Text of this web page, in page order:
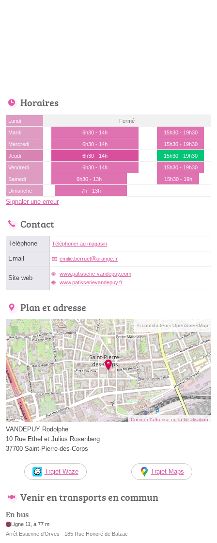
Horaires
Lundi
Fermé
Mardi
6h30 - 14h
15h30 - 19h30
Mercredi
6h30 - 14h
15h30 - 19h30
Jeudi
6h30 - 14h
15h30 - 19h30
Vendredi
6h30 - 14h
15h30 - 19h30
Samedi
6h30 - 13h
15h30 - 19h
Dimanche
7h - 13h
Signaler une erreur
Contact
Téléphone Téléphoner au magasin
Email emilie.berruetⓐorange.fr
Site web
www.patisserie-vandepuy.com
www.patisserievandepuy.fr
Plan et adresse
© contributeurs OpenStreetMap
Corriger l’adresse ou la localisation
VANDEPUY Rodolphe
10 Rue Ethel et Julius Rosenberg
37700 Saint-Pierre-des-Corps
Trajet Waze Trajet Maps
Venir en transports en commun
En bus
Ligne 11, à 77 m
Arrêt Estienne d'Orves - 185 Rue Honoré de Balzac